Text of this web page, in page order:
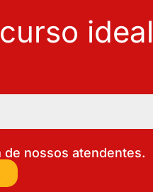
ideal
de nossos atendentes.